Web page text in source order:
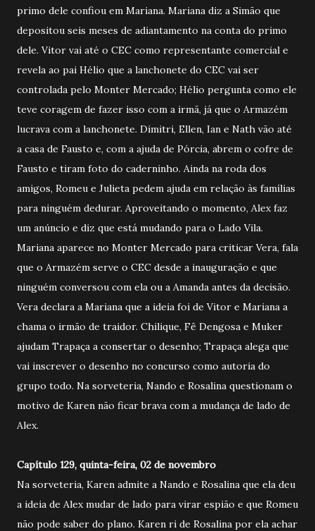
primo dele confiou em Mariana. Mariana diz a Simão que
depositou seis meses de adiantamento na conta do primo
dele. Vitor vai até o CEC como representante comercial e
revela ao pai Hélio que a lanchonete do CEC vai ser
controlada pelo Monter Mercado; Hélio pergunta como ele
teve coragem de fazer isso com a irmã, já que o Armazém
lucrava com a lanchonete. Dimitri, Ellen, Ian e Nath vão até
a casa de Fausto e, com a ajuda de Pórcia, abrem o cofre de
Fausto e tiram foto do caderninho. Ainda na roda dos
amigos, Romeu e Julieta pedem ajuda em relação às famílias
para ninguém dedurar. Aproveitando o momento, Alex faz
um anúncio e diz que está mudando para o Lado Vila.
Mariana aparece no Monter Mercado para criticar Vera, fala
que o Armazém serve o CEC desde a inauguração e que
ninguém conversou com ela ou a Amanda antes da decisão.
Vera declara a Mariana que a ideia foi de Vitor e Mariana a
chama o irmão de traidor. Chilique, Fê Dengosa e Muker
ajudam Trapaça a consertar o desenho; Trapaça alega que
vai inscrever o desenho no concurso como autoria do
grupo todo. Na sorveteria, Nando e Rosalina questionam o
motivo de Karen não ficar brava com a mudança de lado de
Alex.
Capítulo 129, quinta-feira, 02 de novembro
Na sorveteria, Karen admite a Nando e Rosalina que ela deu
a ideia de Alex mudar de lado para virar espião e que Romeu
não pode saber do plano. Karen ri de Rosalina por ela achar